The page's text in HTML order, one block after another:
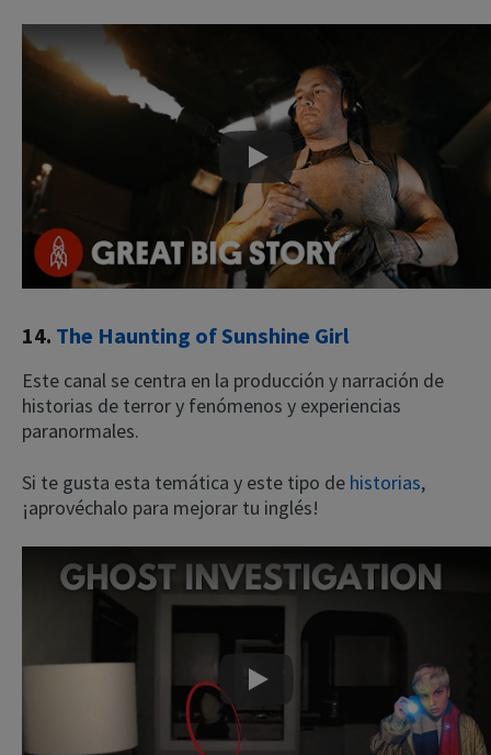
Play
14. The Haunting of Sunshine Girl
Este canal se centra en la producción y narración de
historias de terror y fenómenos y experiencias
paranormales.
Si te gusta esta temática y este tipo de historias,
¡aprovéchalo para mejorar tu inglés!
Play